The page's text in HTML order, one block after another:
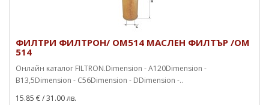
ФИЛТРИ ФИЛТРОН/ OM514 МАСЛЕН ФИЛТЪР /OM
514
Онлайн каталог FILTRON.Dimension - A120Dimension -
B13,5Dimension - C56Dimension - DDimension -..
15.85 €/ 31.00 лв.